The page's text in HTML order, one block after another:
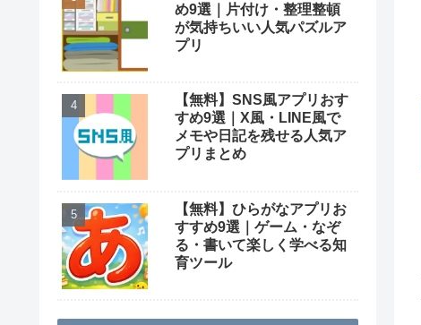
め9選｜片付け・整理整頓
が気持ちいい人気パズルア
プリ
【無料】SNS風アプリおす
すめ9選｜X風・LINE風で
メモや日記を残せる人気ア
プリまとめ
【無料】ひらがなアプリお
すすめ9選｜ゲーム・なぞ
る・書いて楽しく学べる知
育ツール